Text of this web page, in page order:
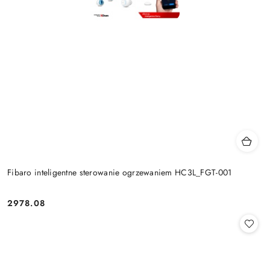
Fibaro inteligentne sterowanie ogrzewaniem HC3L_FGT-001
Cena:
2978.08